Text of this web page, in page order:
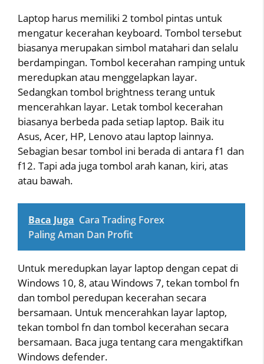
Laptop harus memiliki 2 tombol pintas untuk
mengatur kecerahan keyboard. Tombol tersebut
biasanya merupakan simbol matahari dan selalu
berdampingan. Tombol kecerahan ramping untuk
meredupkan atau menggelapkan layar.
Sedangkan tombol brightness terang untuk
mencerahkan layar. Letak tombol kecerahan
biasanya berbeda pada setiap laptop. Baik itu
Asus, Acer, HP, Lenovo atau laptop lainnya.
Sebagian besar tombol ini berada di antara f1 dan
f12. Tapi ada juga tombol arah kanan, kiri, atas
atau bawah.
Baca Juga Cara Trading Forex
Paling Aman Dan Profit
Untuk meredupkan layar laptop dengan cepat di
Windows 10, 8, atau Windows 7, tekan tombol fn
dan tombol peredupan kecerahan secara
bersamaan. Untuk mencerahkan layar laptop,
tekan tombol fn dan tombol kecerahan secara
bersamaan. Baca juga tentang cara mengaktifkan
Windows defender.